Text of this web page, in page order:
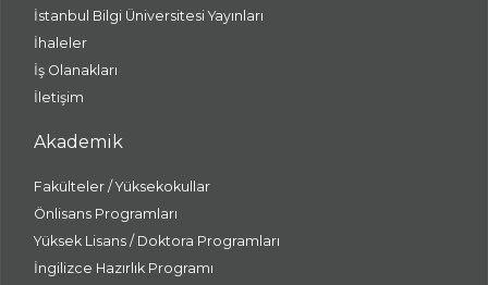
İstanbul Bilgi Üniversitesi Yayınları
İhaleler
İş Olanakları
İletişim
Akademik
Fakülteler / Yüksekokullar
Önlisans Programları
Yüksek Lisans / Doktora Programları
İngilizce Hazırlık Programı